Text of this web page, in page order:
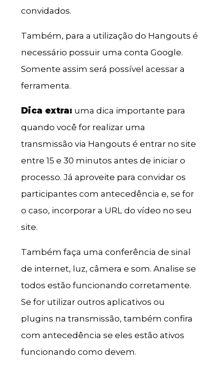
convidados.
Também, para a utilização do Hangouts é
necessário possuir uma conta Google.
Somente assim será possível acessar a
ferramenta.
Dica extra: uma dica importante para
quando você for realizar uma
transmissão via Hangouts é entrar no site
entre 15 e 30 minutos antes de iniciar o
processo. Já aproveite para convidar os
participantes com antecedência e, se for
o caso, incorporar a URL do vídeo no seu
site.
Também faça uma conferência de sinal
de internet, luz, câmera e som. Analise se
todos estão funcionando corretamente.
Se for utilizar outros aplicativos ou
plugins na transmissão, também confira
com antecedência se eles estão ativos
funcionando como devem.